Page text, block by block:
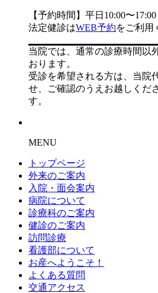
【予約時間】平日10:00〜
法定健診はWEB予約をご利用
当院では、通常の診療時間以
おります。
受診を希望される方は、当院
せ、ご確認のうえお越しくだ
す。
MENU
トップページ
外来のご案内
入院・面会案内
病院について
診療科のご案内
健診のご案内
訪問診療
看護部について
お産へようこそ！
よくある質問
交通アクセス